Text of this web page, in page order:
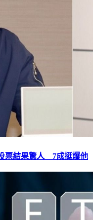
票結果驚人 7成挺爆他